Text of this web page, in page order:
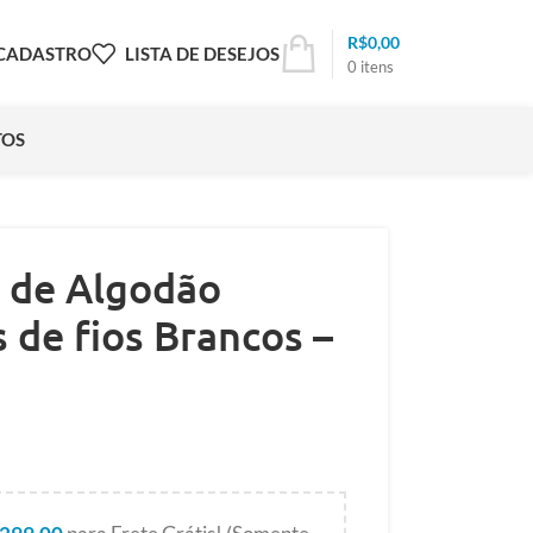
LISTA DE DESEJOS
0 itens
R$0,00
de Algodão
de fios Brancos –